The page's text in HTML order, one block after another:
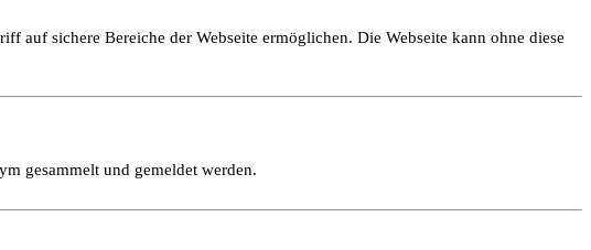
auf sichere Bereiche der Webseite ermöglichen. Die Webseite kann ohne diese
gesammelt und gemeldet werden.